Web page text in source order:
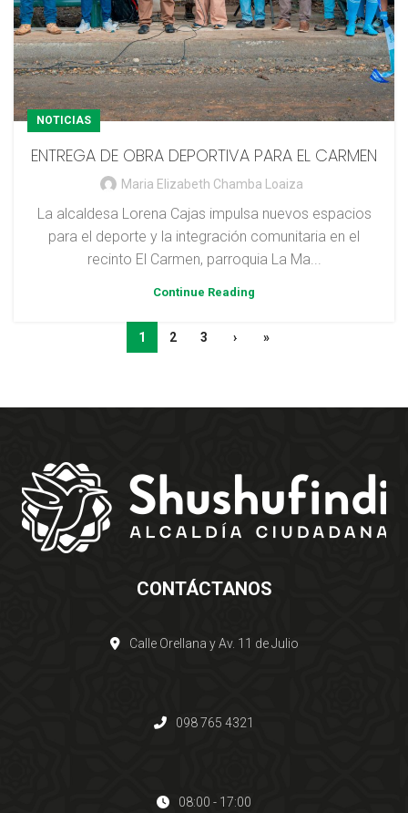
NOTICIAS
ENTREGA DE OBRA DEPORTIVA PARA EL CARMEN
Maria Elizabeth Chamba Loaiza
La alcaldesa Lorena Cajas impulsa nuevos espacios
para el deporte y la integración comunitaria en el
recinto El Carmen, parroquia La Ma...
Continue Reading
1 2 3 › »
CONTÁCTANOS
Calle Orellana y Av. 11 de Julio
098 765 4321
08:00 - 17:00